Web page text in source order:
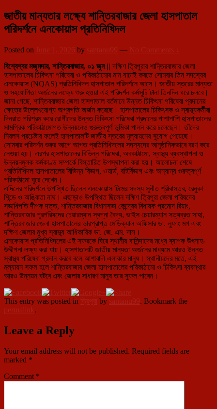
জাতীয় মান্যতার লক্ষ্যে শান্তিরবাজার জেলা হাসপাতাল
পরিদর্শনে এনকোয়াস প্রতিনিধিদল
Posted on June 1, 2026 by santanu99 — No Comments ↓
বিশ্বেশ্বর মজুমদার, শান্তিরবাজার, ০১ জুন || দক্ষিণ ত্রিপুরার শান্তিরবাজার জেলা
হাসপাতালের চিকিৎসা পরিষেবা ও পরিকাঠামোর মান যাচাই করতে সোমবার তিন সদস্যের
এনকোয়াস (NQAS) প্রতিনিধিদল হাসপাতাল পরিদর্শনে আসে। জাতীয় স্তরের মান্যতা
ও সহযোগিতা অর্জনের লক্ষ্যে শুরু হওয়া এই পরিদর্শন কর্মসূচি টানা তিনদিন ধরে চলবে।
জানা গেছে, শান্তিরবাজার জেলা হাসপাতাল বর্তমানে উন্নত চিকিৎসা পরিষেবা প্রদানের
ক্ষেত্রে উল্লেখযোগ্য অগ্রগতি অর্জন করেছে। হাসপাতালের চিকিৎসক ও স্বাস্থ্যকর্মীরা
দিনরাত পরিশ্রম করে রোগীদের উন্নত চিকিৎসা পরিষেবা প্রদানের পাশাপাশি হাসপাতালের
সামগ্রিক পরিকাঠামোগত উন্নয়নেও গুরুত্বপূর্ণ ভূমিকা পালন করে চলেছেন। তাঁদের
নিরলস প্রচেষ্টার ফলেই হাসপাতালটি জাতীয় স্তরের মূল্যায়নের সুযোগ পেয়েছে।
সোমবার পরিদর্শন শুরুর আগে আগত প্রতিনিধিদলের সদস্যদের আনুষ্ঠানিকভাবে বরণ করে
নেওয়া হয়। এরপর হাসপাতালের বিভিন্ন পরিষেবা, অবকাঠামো, স্বাস্থ্য ব্যবস্থাপনা ও
উন্নয়নমূলক কর্মকাণ্ড সম্পর্কে বিস্তারিত উপস্থাপনা করা হয়। আলোচনা শেষে
প্রতিনিধিদল হাসপাতালের বিভিন্ন বিভাগ, ওয়ার্ড, বহির্বিভাগ এবং অন্যান্য গুরুত্বপূর্ণ
পরিকাঠামো ঘুরে দেখেন।
এদিনের পরিদর্শনে উপস্থিত ছিলেন এনকোয়াস টিমের সদস্য সুনীত শ্রীবাস্তব, রেনুকা
শিন্ডে ও অঙ্কিতা নাথ। এছাড়াও উপস্থিত ছিলেন দক্ষিণ ত্রিপুরা জেলা পরিষদের
সভাধিপতি দীপক দত্ত, শান্তিরবাজার বিধানসভা কেন্দ্রের বিধায়ক প্রমোদ রিয়াং,
শান্তিরবাজার পুরপরিষদের চেয়ারম্যান স্বপ্না বৈদ্য, ভাইস চেয়ারম্যান সত্যব্রত সাহা,
শান্তিরবাজার জেলা হাসপাতালের ভারপ্রাপ্ত মেডিক্যাল অফিসার ডা. লুফাং মগ এবং
দক্ষিণ জেলার মুখ্য স্বাস্থ্য আধিকারিক ডা. জে. এম. দাস।
এনকোয়াস প্রতিনিধিদলের এই সফরকে ঘিরে স্থানীয় বাসিন্দাদের মধ্যে ব্যাপক উৎসাহ-
উদ্দীপনা লক্ষ্য করা যায়। হাসপাতালটি জাতীয় মান্যতা অর্জনের মাধ্যমে আরও উন্নত
স্বাস্থ্য পরিষেবা প্রদান করবে বলে আশাবাদী এলাকার মানুষ। স্থানীয়দের মতে, এই
মূল্যায়ন সফল হলে শান্তিরবাজার জেলা হাসপাতালের পরিকাঠামো ও চিকিৎসা ব্যবস্থার
আরও উন্নয়ন ঘটবে এবং জেলার সাধারণ মানুষ তার সুফল পাবেন।
This entry was posted in ত্রিপুরা by santanu99. Bookmark the
permalink.
Leave a Reply
Your email address will not be published. Required fields are
marked *
Comment *